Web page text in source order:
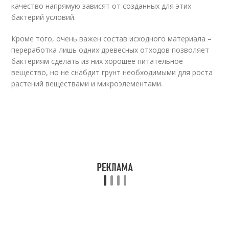
качество напрямую зависят от созданных для этих
бактерий условий.
Кроме того, очень важен состав исходного материала –
переработка лишь одних древесных отходов позволяет
бактериям сделать из них хорошее питательное
вещество, но не снабдит грунт необходимыми для роста
растений веществами и микроэлементами.